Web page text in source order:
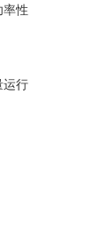
率性
运行